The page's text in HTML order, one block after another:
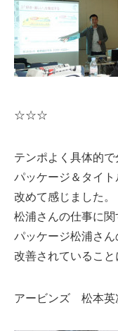
☆☆☆
テンポよく具体的で
パッケージ＆タイ
改めて感じました。
松浦さんの仕事に関
パッケージ松浦さん
改善されていること
アービンズ 松本英